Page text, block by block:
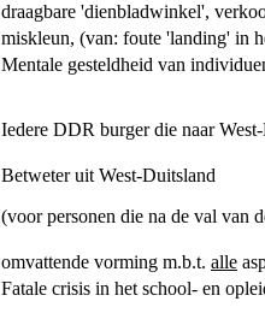
draagbare 'dienbladwinkel',
miskleun, (van: foute 'landing' in
Mentale gesteldheid van
Iedere DDR burger die naar
Betweter uit West-Duitsland
(voor personen die na de val van
omvattende vorming m.b.t. alle
Fatale crisis in het school- en